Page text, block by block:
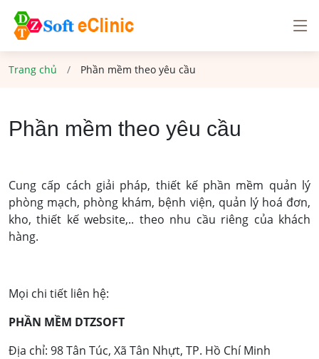
Trang chủ Phần mềm theo yêu cầu
Phần mềm theo yêu cầu
Cung cấp cách giải pháp, thiết kế phần mềm quản lý
phòng mạch, phòng khám, bệnh viện, quản lý hoá đơn,
kho, thiết kế website,.. theo nhu cầu riêng của khách
hàng.
Mọi chi tiết liên hệ:
PHẦN MỀM DTZSOFT
Địa chỉ: 98 Tân Túc, Xã Tân Nhựt, TP. Hồ Chí Minh